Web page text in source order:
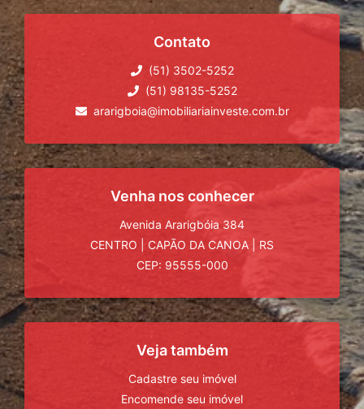
Contato
(51) 3502-5252
(51) 98135-5252
ararigboia@imobiliariainveste.com.br
Venha nos conhecer
Avenida Ararigbóia 384
CENTRO
CAPÃO DA CANOA
RS
CEP: 95555-000
Veja também
Cadastre seu imóvel
Encomende seu imóvel